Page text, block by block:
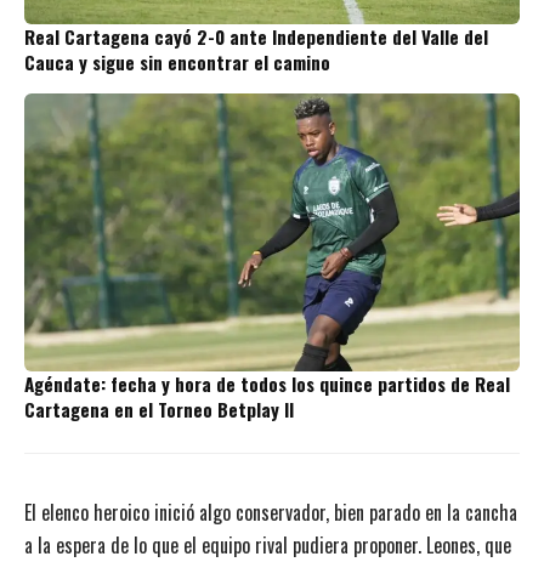
Real Cartagena cayó 2-0 ante Independiente del Valle del
Cauca y sigue sin encontrar el camino
Agéndate: fecha y hora de todos los quince partidos de Real
Cartagena en el Torneo Betplay II
El elenco heroico inició algo conservador, bien parado en la cancha
a la espera de lo que el equipo rival pudiera proponer. Leones, que